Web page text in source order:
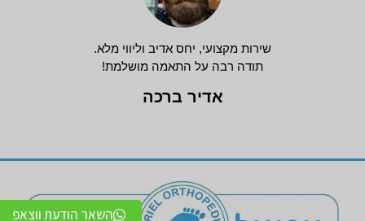
שירות מקצועי, יחס אדיב וליווי מלא.
תודה רבה על התאמה מושלמת!
אדיר ברכה
השאר הודעת ווצאפ